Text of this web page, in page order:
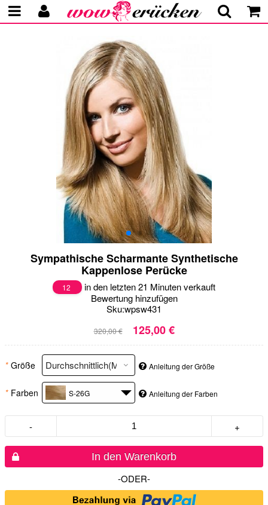
Sympathische Scharmante Synthetische
Kappenlose Perücke
12
in den letzten 21 Minuten verkauft
Bewertung hinzufügen
Sku:wpsw431
320,00 € 125,00 €
* Größe Anleitung der Größe
* Farben S-26G Anleitung der Farben
- +
In den Warenkorb
-ODER-